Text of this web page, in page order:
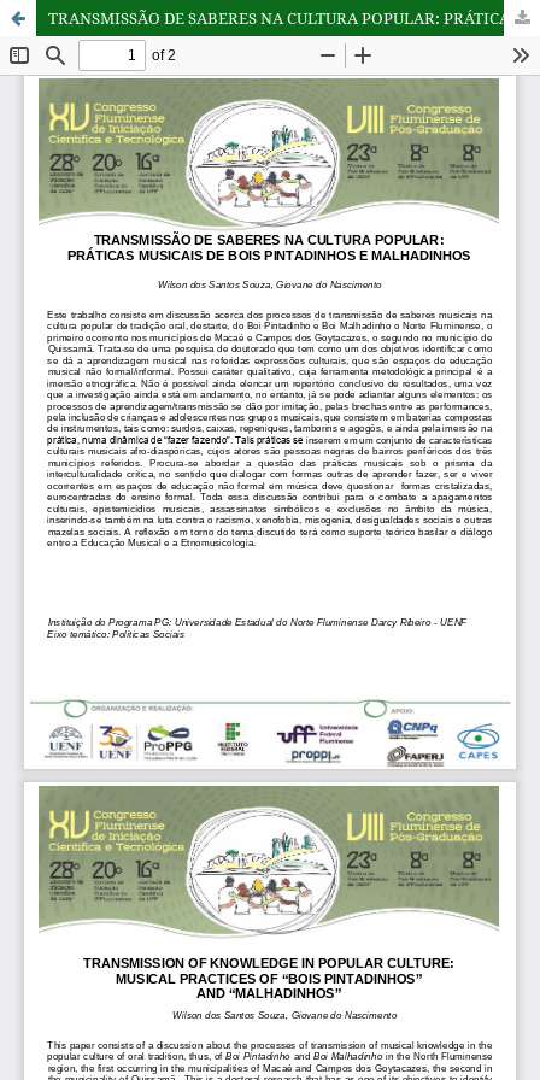
TRANSMISSÃO DE SABERES NA CULTURA POPULAR: PRÁTICAS MUSICAIS DE BOIS PINTADINHOS E MALHADINHOS